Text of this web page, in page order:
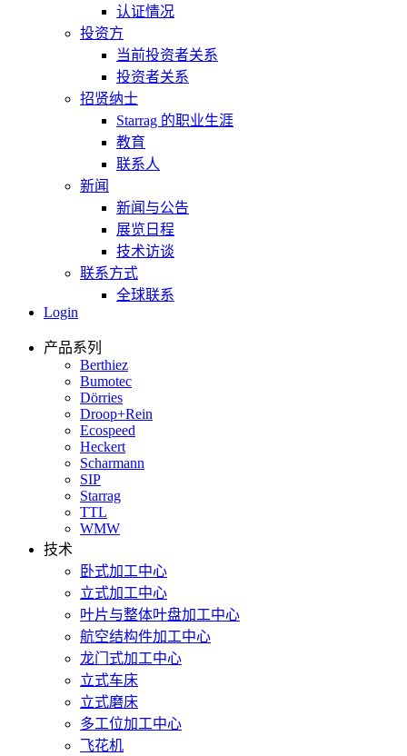
认证情况
投资方
当前投资者关系
投资者关系
招贤纳士
Starrag 的职业生涯
教育
联系人
新闻
新闻与公告
展览日程
技术访谈
联系方式
全球联系
Login
产品系列
Berthiez
Bumotec
Dörries
Droop+Rein
Ecospeed
Heckert
Scharmann
SIP
Starrag
TTL
WMW
技术
卧式加工中心
立式加工中心
叶片与整体叶盘加工中心
航空结构件加工中心
龙门式加工中心
立式车床
立式磨床
多工位加工中心
飞花机